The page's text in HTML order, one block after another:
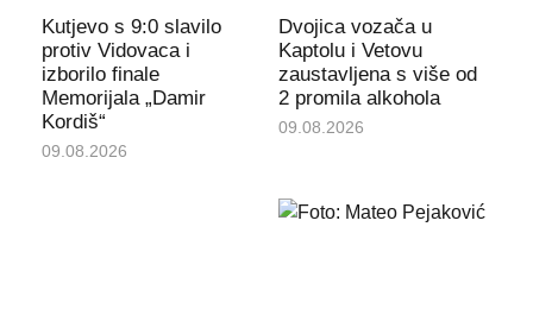
Kutjevo s 9:0 slavilo
protiv Vidovaca i
izborilo finale
Memorijala „Damir
Kordiš“
09.08.2026
Dvojica vozača u
Kaptolu i Vetovu
zaustavljena s više od
2 promila alkohola
09.08.2026